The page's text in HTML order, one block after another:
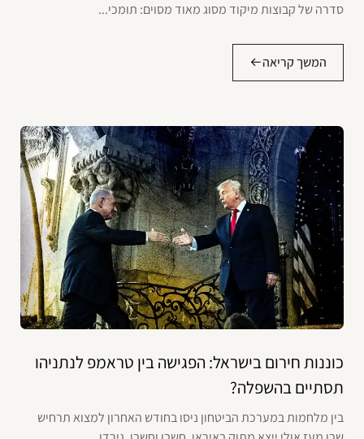
סדרה של קבוצות מיקוד מסוג מאוד מסוים: תומכי...
המשך קריאה
כוננות חירום בישראל: הפגישה בין טראמפ לנתניהו
תסתיים בהשפלה?
בין מלחמות במערכת הביטחון ניסו בחודש האחרון למצוא תרחיש